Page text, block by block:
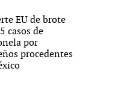
EU de brote
casos de
por
procedentes